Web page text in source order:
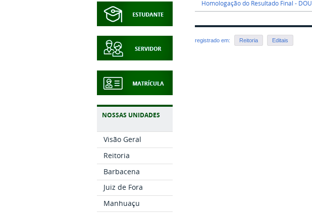
NOSSAS UNIDADES
Visão Geral
Reitoria
Barbacena
Juiz de Fora
Manhuaçu
Homologação do Resultado Final - DOU
registrado em: Reitoria Editais